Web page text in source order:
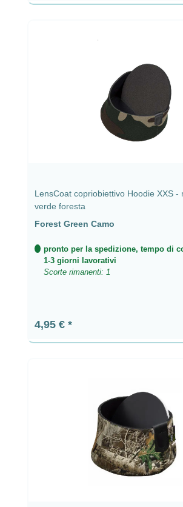
LensCoat copriobiettivo Hoodie XXS -
verde foresta
Forest Green Camo
pronto per la spedizione, tempo di
1-3 giorni lavorativi
Scorte rimanenti: 1
Prezzo normale:
4,95 €